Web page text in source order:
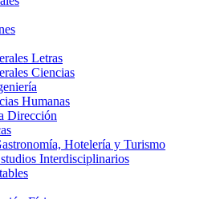
Letras
Ciencias
Humanas
Dirección
Hotelería y Turismo
Interdisciplinarios